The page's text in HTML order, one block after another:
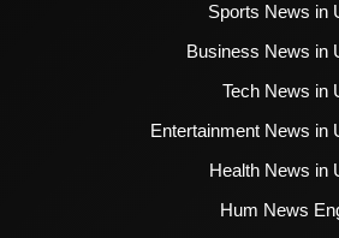
Sports News in
Business News in
Tech News in
Entertainment News in
Health News in
Hum News